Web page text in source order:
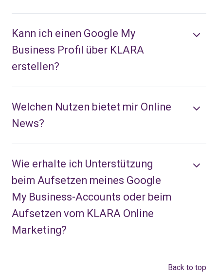
Kann ich einen Google My
Business Profil über KLARA
erstellen?
Welchen Nutzen bietet mir Online
News?
Wie erhalte ich Unterstützung
beim Aufsetzen meines Google
My Business-Accounts oder beim
Aufsetzen vom KLARA Online
Marketing?
Back to top